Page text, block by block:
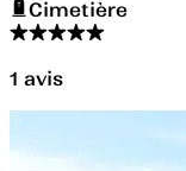
Cimetière
1 avis